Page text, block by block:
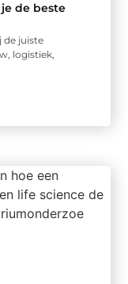
de beste
de juiste
logistiek,